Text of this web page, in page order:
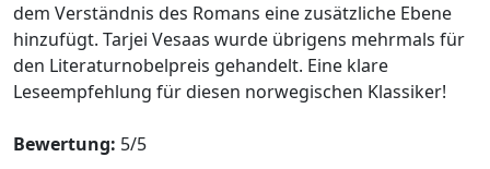
dem Verständnis des Romans eine zusätzliche Ebene
hinzufügt. Tarjei Vesaas wurde übrigens mehrmals für
den Literaturnobelpreis gehandelt. Eine klare
Leseempfehlung für diesen norwegischen Klassiker!
Bewertung: 5/5